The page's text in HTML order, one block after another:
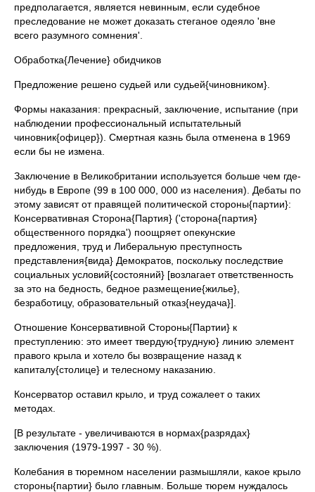
предполагается, является невинным, если судебное
преследование не может доказать стеганое одеяло 'вне
всего разумного сомнения'.
Обработка{Лечение} обидчиков
Предложение решено судьей или судьей{чиновником}.
Формы наказания: прекрасный, заключение, испытание (при
наблюдении профессиональный испытательный
чиновник{офицер}). Смертная казнь была отменена в 1969
если бы не измена.
Заключение в Великобритании используется больше чем где-
нибудь в Европе (99 в 100 000, 000 из населения). Дебаты по
этому зависят от правящей политической стороны{партии}:
Консервативная Сторона{Партия} ('сторона{партия}
общественного порядка') поощряет опекунские
предложения, труд и Либеральную преступность
представления{вида} Демократов, поскольку последствие
социальных условий{состояний} [возлагает ответственность
за это на бедность, бедное размещение{жилье},
безработицу, образовательный отказ{неудача}].
Отношение Консервативной Стороны{Партии} к
преступлению: это имеет твердую{трудную} линию элемент
правого крыла и хотело бы возвращение назад к
капиталу{столице} и телесному наказанию.
Консерватор оставил крыло, и труд сожалеет о таких
методах.
[В результате - увеличиваются в нормах{разрядах}
заключения (1979-1997 - 30 %).
Колебания в тюремном населении размышляли, какое крыло
стороны{партии} было главным. Больше тюрем нуждалось